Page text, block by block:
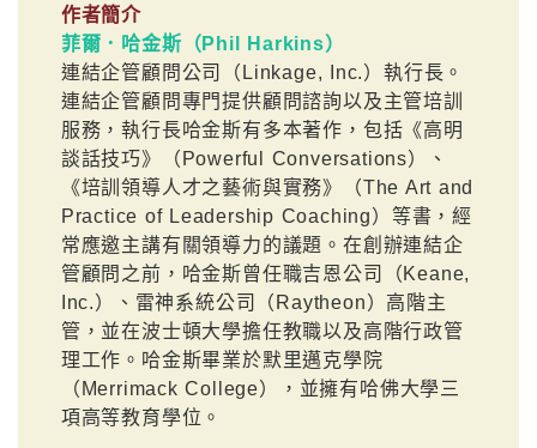
作者簡介
菲爾．哈金斯（Phil Harkins）
連結企管顧問公司（Linkage, Inc.）執行長。
連結企管顧問專門提供顧問諮詢以及主管培訓
服務，執行長哈金斯有多本著作，包括《高明
談話技巧》（Powerful Conversations）、
《培訓領導人才之藝術與實務》（The Art and
Practice of Leadership Coaching）等書，經
常應邀主講有關領導力的議題。在創辦連結企
管顧問之前，哈金斯曾任職吉恩公司（Keane,
Inc.）、雷神系統公司（Raytheon）高階主
管，並在波士頓大學擔任教職以及高階行政管
理工作。哈金斯畢業於默里邁克學院
（Merrimack College），並擁有哈佛大學三
項高等教育學位。